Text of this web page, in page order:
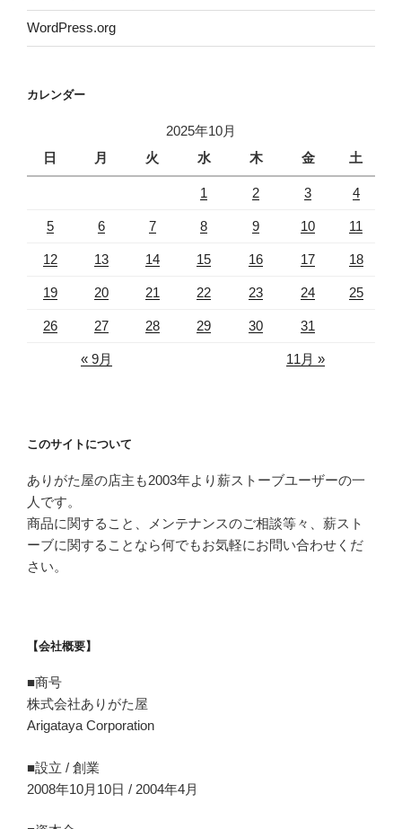
WordPress.org
カレンダー
2025年10月
日
月 火 水 木 金 土
1 2 3 4
5 6 7 8 9 10 11
12 13 14 15 16 17 18
19 20 21 22 23 24 25
26 27 28 29 30 31
« 9月 11月 »
このサイトについて
ありがた屋の店主も2003年より薪ストーブユーザーの一
人です。
商品に関すること、メンテナンスのご相談等々、薪スト
ーブに関することなら何でもお気軽にお問い合わせくだ
さい。
【会社概要】
■商号
株式会社ありがた屋
Arigataya Corporation
■設立 / 創業
2008年10月10日 / 2004年4月